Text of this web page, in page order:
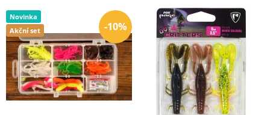
-10%
Novinka
Akční set